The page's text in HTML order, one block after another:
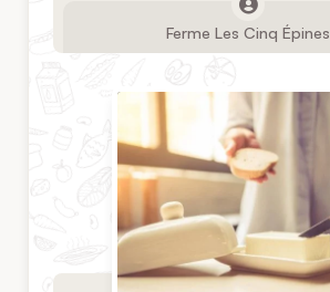
Ferme Les Cinq Épines